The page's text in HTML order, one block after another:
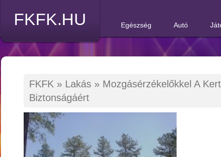
FKFK.HU Egészség Autó
FKFK » Lakás » Mozgásérzékelőkkel A
Biztonságáért